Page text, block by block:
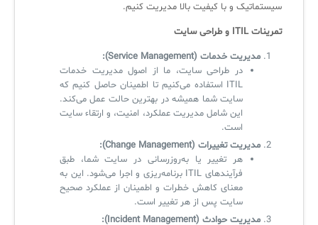
سیستماتیک و با کیفیت بالا مدیریت کنیم.
تمرینات ITIL و طراحی سایت
مدیریت خدمات (Service Management):
در طراحی سایت، ما از اصول مدیریت خدمات
ITIL استفاده می‌کنیم تا اطمینان حاصل کنیم که
سایت شما همیشه در بهترین حالت عمل می‌کند.
این شامل مدیریت عملکرد، امنیت، و ارتقاء سایت
است.
مدیریت تغییرات (Change Management):
هر تغییر یا به‌روزرسانی در سایت شما، طبق
فرآیندهای ITIL برنامه‌ریزی و اجرا می‌شود. این به
معنای کاهش خطرات و اطمینان از عملکرد صحیح
سایت پس از هر تغییر است.
مدیریت حوادث (Incident Management):